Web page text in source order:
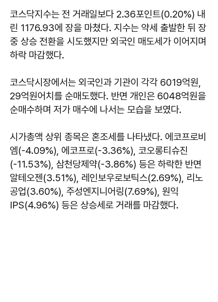
코스닥지수는 전 거래일보다 2.36포인트(0.20%) 내
린 1176.93에 장을 마쳤다. 지수는 약세 출발한 뒤 장
중 상승 전환을 시도했지만 외국인 매도세가 이어지며
하락 마감했다.
코스닥시장에서는 외국인과 기관이 각각 6019억원,
29억원어치를 순매도했다. 반면 개인은 6048억원을
순매수하며 저가 매수에 나서는 모습을 보였다.
시가총액 상위 종목은 혼조세를 나타냈다. 에코프로비
엠(-4.09%), 에코프로(-3.36%), 코오롱티슈진
(-11.53%), 삼천당제약(-3.86%) 등은 하락한 반면
알테오젠(3.51%), 레인보우로보틱스(2.69%), 리노
공업(3.60%), 주성엔지니어링(7.69%), 원익
IPS(4.96%) 등은 상승세로 거래를 마감했다.